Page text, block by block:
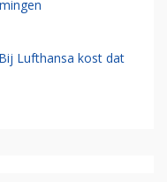
Lufthansa kost dat